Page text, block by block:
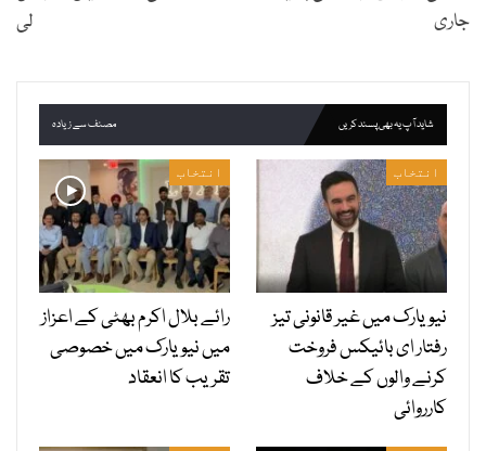
جاری
لی
شاید آپ یہ بھی پسند کریں مصنف سے زیادہ
انتخاب
نیویارک میں غیر قانونی تیز
رفتار ای بائیکس فروخت
کرنے والوں کے خلاف
کارروائی
انتخاب
رائے بلال اکرم بھٹی کے اعزاز
میں نیویارک میں خصوصی
تقریب کا انعقاد